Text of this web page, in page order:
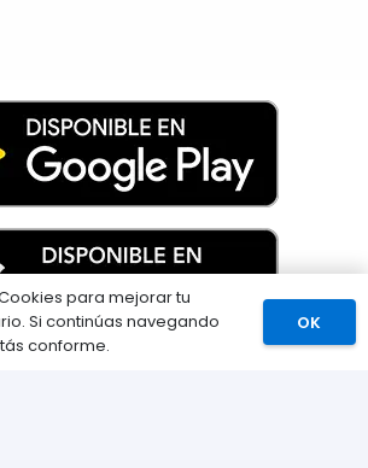
Comprar
para mejorar tu
Si continúas navegando
conforme.
OK